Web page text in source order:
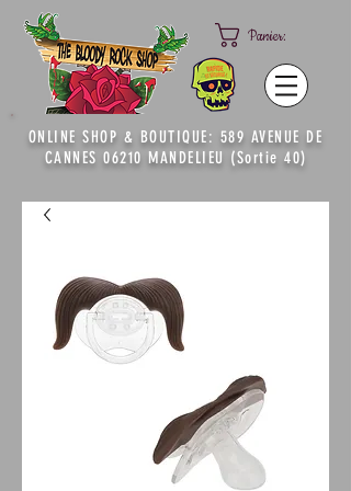
Panier:
ONLINE SHOP & BOUTIQUE: 589 AVENUE DE
CANNES 06210 MANDELIEU (Sortie 40)